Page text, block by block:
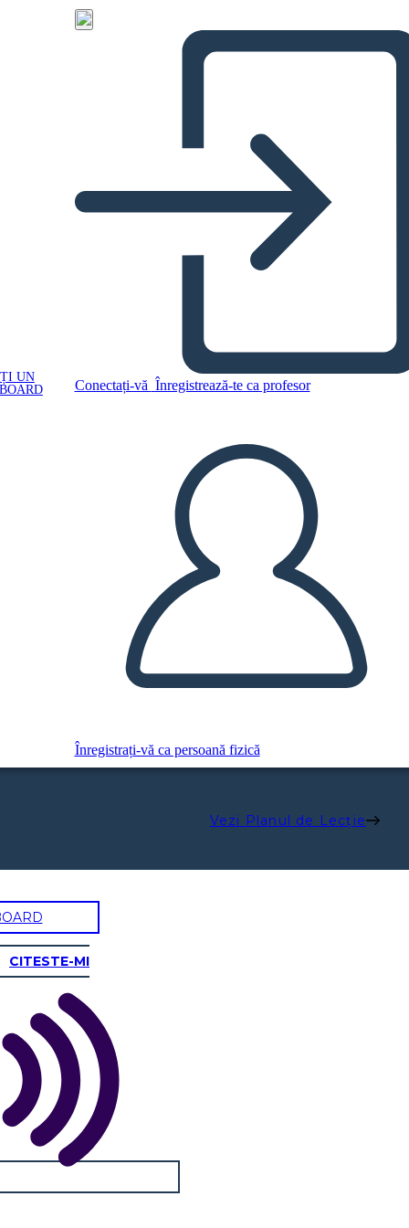
UN
Conectați-vă Înregistrează-te ca profesor
Înregistrați-vă ca persoană fizică
Vezi Planul de Lecție
CITESTE-MI